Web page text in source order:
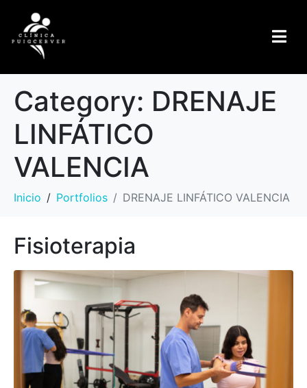
Category: DRENAJE
LINFÁTICO
VALENCIA
Inicio Portfolios DRENAJE LINFÁTICO VALENCIA
Fisioterapia